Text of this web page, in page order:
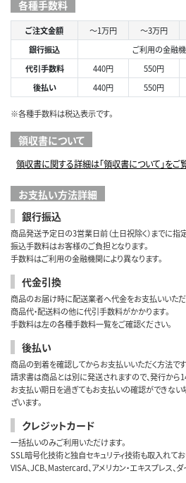
各種手数料
ご注文金額 ～1万円 ～3万円
銀行振込
ご利用の金融
代引手数料
440円 550円
後払い
440円 550円
※各種手数料は税込表示です。
領収書について
領収書に関する詳細は「領収書について」をご
お支払い方法詳細
銀行振込
商品発送予定日の3営業日前（土日祝除く）までに指
振込手数料はお客様のご負担となります。
手数料はご利用の金融機関により異なります。
代金引換
商品のお届け時に配送業者へ代金をお支払いいただ
商品代・配送料の他に代引手数料がかかります。
手数料は左の各種手数料一覧をご確認ください。
後払い
商品の到着を確認してからお支払いいただく方法です
請求書は商品とは別に発送されますので、発行から
お支払い期日を過ぎてもお支払いの確認ができな
ざいます。
クレジットカード
一括払いのみご利用いただけます。
SSL暗号化技術と独自セキュリティ技術も取入れてお
VISA、JCB、Mastercard、アメリカン・エキスプレス、